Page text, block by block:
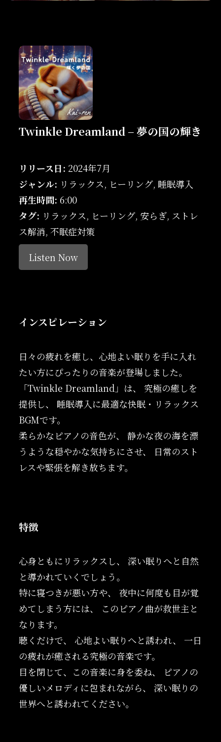
Twinkle Dreamland – 夢の国の輝き
リリース日: 2024年7月
ジャンル: リラックス, ヒーリング, 睡眠導入
再生時間: 6:00
タグ: リラックス, ヒーリング, 安らぎ, ストレ
ス解消, 不眠症対策
Listen Now
インスピレーション
日々の疲れを癒し、心地よい眠りを手に入れ
たい方にぴったりの音楽が登場しました。
「Twinkle Dreamland」は、 究極の癒しを
提供し、 睡眠導入に最適な快眠・リラックス
BGMです。
柔らかなピアノの音色が、 静かな夜の海を漂
うような穏やかな気持ちにさせ、 日常のスト
レスや緊張を解き放ちます。
特徴
心身ともにリラックスし、 深い眠りへと自然
と導かれていくでしょう。
特に寝つきが悪い方や、 夜中に何度も目が覚
めてしまう方には、 このピアノ曲が救世主と
なります。
聴くだけで、 心地よい眠りへと誘われ、 一日
の疲れが癒される究極の音楽です。
目を閉じて、この音楽に身を委ね、 ピアノの
優しいメロディに包まれながら、 深い眠りの
世界へと誘われてください。